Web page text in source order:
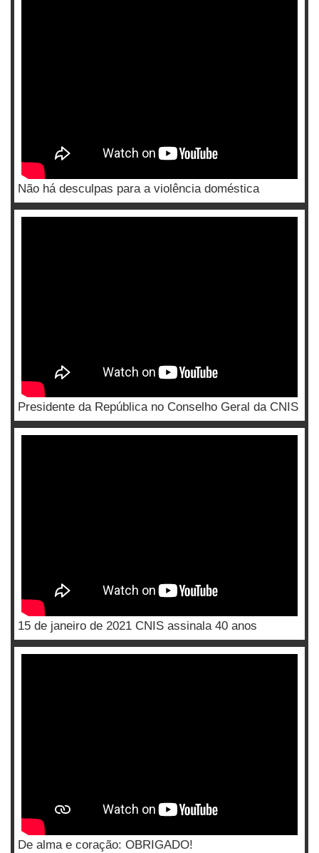
Não há desculpas para a violência doméstica
Presidente da República no Conselho Geral da CNIS
15 de janeiro de 2021 CNIS assinala 40 anos
De alma e coração: OBRIGADO!